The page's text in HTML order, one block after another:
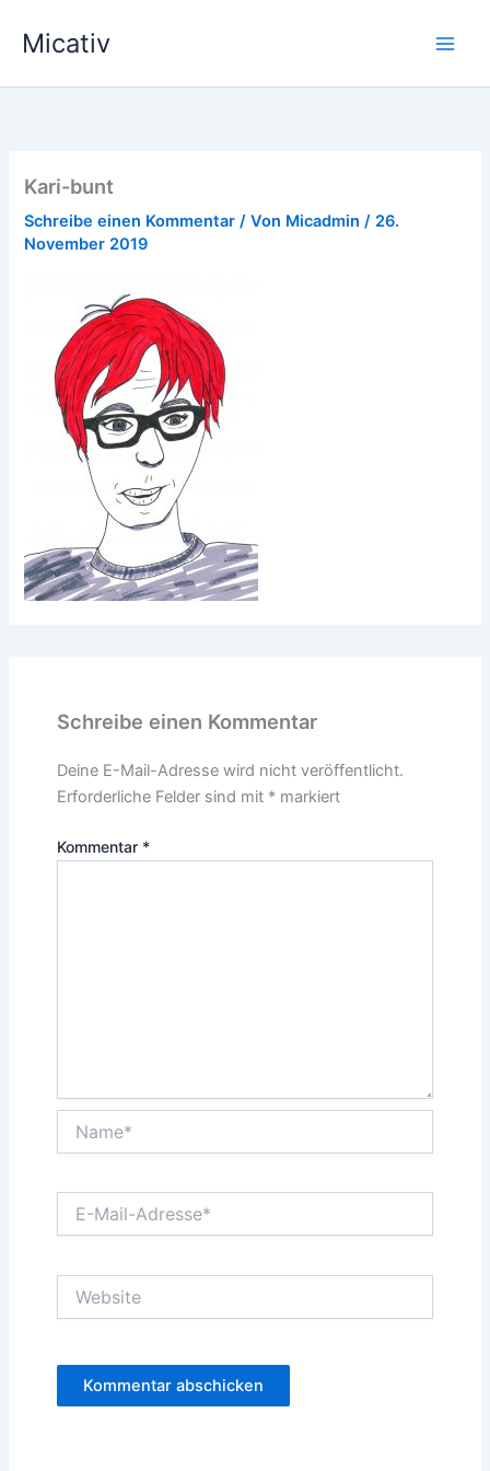
InhaltMicativ
Kari-bunt
Schreibe einen Kommentar / Von Micadmin/ 26.
November 2019
Schreibe einen Kommentar
Deine E-Mail-Adresse wird nicht veröffentlicht.
Erforderliche Felder sind mit *markiert
Kommentar *
Mail-